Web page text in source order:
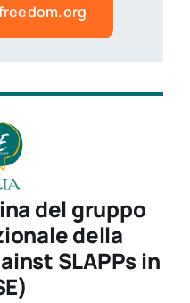
del gruppo
della
SLAPPs in